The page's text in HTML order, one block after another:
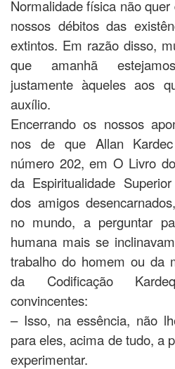
Normalidade física não
nossos débitos das
extintos. Em razão disso,
que amanhã
justamente àqueles aos
auxílio.
Encerrando os nossos
nos de que Allan
número 202, em O Livro
da Espiritualidade
dos amigos
no mundo, a perguntar
humana mais se
trabalho do homem ou da
da Codificação
convincentes:
– Isso, na essência, não
para eles, acima de tudo, a
experimentar.